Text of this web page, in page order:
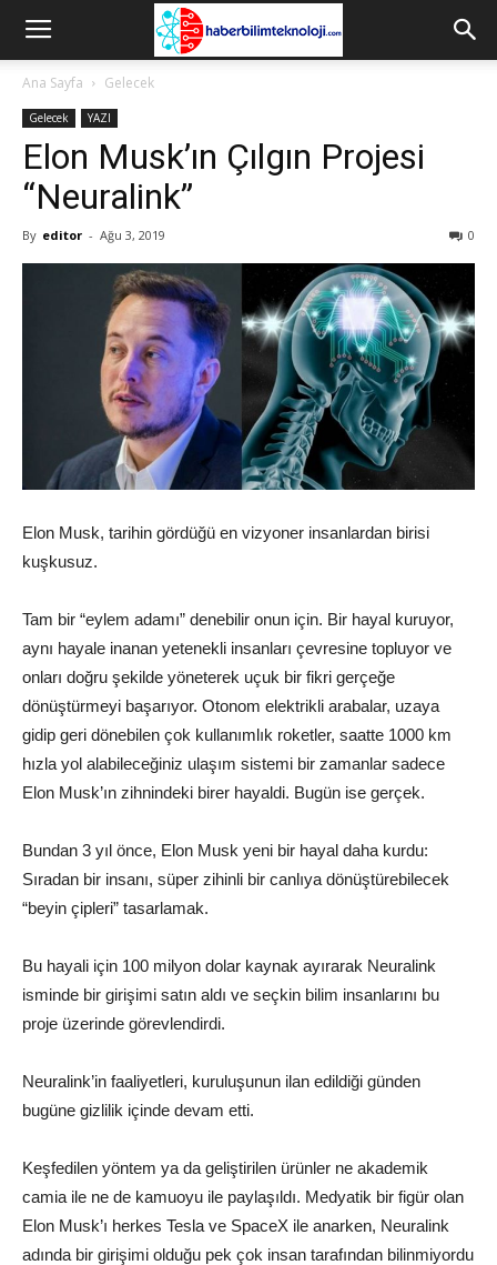
Ana Sayfa Gelecek
Gelecek YAZI
Elon Musk’ın Çılgın Projesi
“Neuralink”
By editor - Ağu 3, 2019 0
Elon Musk, tarihin gördüğü en vizyoner insanlardan birisi
kuşkusuz.
Tam bir “eylem adamı” denebilir onun için. Bir hayal kuruyor,
aynı hayale inanan yetenekli insanları çevresine topluyor ve
onları doğru şekilde yöneterek uçuk bir fikri gerçeğe
dönüştürmeyi başarıyor. Otonom elektrikli arabalar, uzaya
gidip geri dönebilen çok kullanımlık roketler, saatte 1000 km
hızla yol alabileceğiniz ulaşım sistemi bir zamanlar sadece
Elon Musk’ın zihnindeki birer hayaldi. Bugün ise gerçek.
Bundan 3 yıl önce, Elon Musk yeni bir hayal daha kurdu:
Sıradan bir insanı, süper zihinli bir canlıya dönüştürebilecek
“beyin çipleri” tasarlamak.
Bu hayali için 100 milyon dolar kaynak ayırarak Neuralink
isminde bir girişimi satın aldı ve seçkin bilim insanlarını bu
proje üzerinde görevlendirdi.
Neuralink’in faaliyetleri, kuruluşunun ilan edildiği günden
bugüne gizlilik içinde devam etti.
Keşfedilen yöntem ya da geliştirilen ürünler ne akademik
camia ile ne de kamuoyu ile paylaşıldı. Medyatik bir figür olan
Elon Musk’ı herkes Tesla ve SpaceX ile anarken, Neuralink
adında bir girişimi olduğu pek çok insan tarafından bilinmiyordu